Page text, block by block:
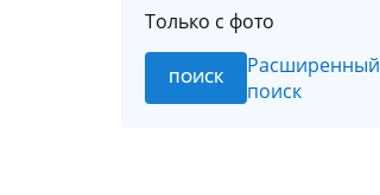
Только с фото
Расширенный
поиск